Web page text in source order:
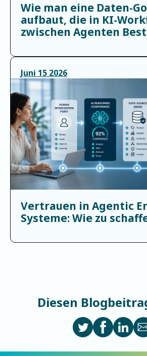
Wie man eine Daten-
aufbaut, die in KI-
zwischen Agenten
Juni 15 2026
Vertrauen in Agentic
Systeme: Wie zu
Diesen